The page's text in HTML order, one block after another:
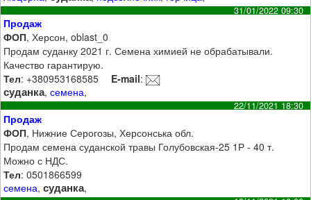
31/01/2022 09:30
Продаж
ФОП, Херсон, oblast_0
Продам суданку 2021 г. Семена химией не обрабатывали.
Качество гарантирую.
Тел: +380953168585 E-mail:
суданка,семена,
22/11/2021 18:30
Продаж
ФОП, Нижние Серогозы, Херсонська обл.
Продам семена суданской травы Голубовская-25 1Р - 40 т.
Можно с НДС.
Тел: 0501866599
семена,суданка,